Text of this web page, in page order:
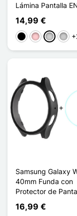
Lámina Pantalla
14,99 €
NegroRosaPlata
Samsung Galaxy
40mm Funda con
Protector de
16,99 €